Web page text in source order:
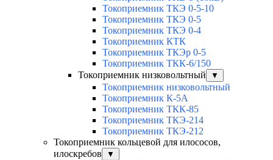
Токоприемник ТКЭ 0-5-10
Токоприемник ТКЭ 0-5
Токоприемник ТКЭ 0-4
Токоприемник КТК
Токоприемник ТКЭр 0-5
Токоприемник ТКК-6/150
Токоприемник низковольтный
▼
Токоприемник низковольтный
Токоприемник К-5А
Токоприемник ТКК-85
Токоприемник ТКЭ-214
Токоприемник ТКЭ-212
Токоприемник кольцевой для илососов,
илоскребов
▼